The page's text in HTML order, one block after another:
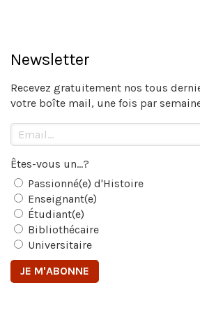
Newsletter
Recevez gratuitement nos tous
votre boîte mail, une fois par
Êtes-vous un...?
Passionné(e) d'Histoire
Enseignant(e)
Étudiant(e)
Bibliothécaire
Universitaire